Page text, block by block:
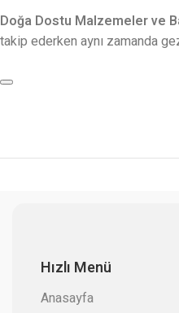
Doğa Dostu Malzemeler ve
takip ederken aynı zamanda
Hızlı Menü
Anasayfa